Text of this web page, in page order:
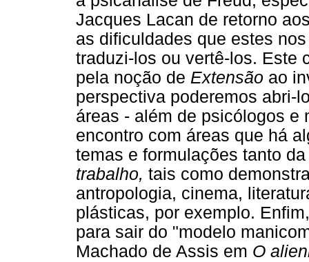
Jacques Lacan de retorno
as dificuldades que estes
traduzi-los ou vertê-los. Este
pela noção de Extensão ao
perspectiva poderemos abri-
áreas - além de psicólogos e
encontro com áreas que há
temas e formulações tanto
trabalho, tais como
antropologia, cinema,
plásticas, por exemplo.
para sair do "modelo
Machado de Assis em O